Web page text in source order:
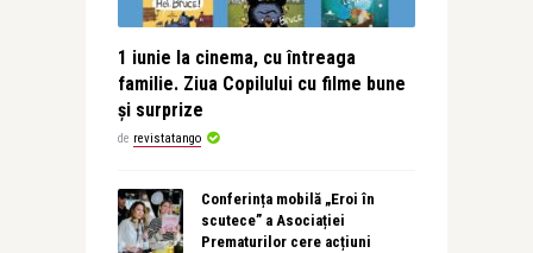
1 iunie la cinema, cu întreaga
familie. Ziua Copilului cu filme bune
și surprize
de revistatango
Conferința mobilă „Eroi în
scutece” a Asociației
Prematurilor cere acțiuni